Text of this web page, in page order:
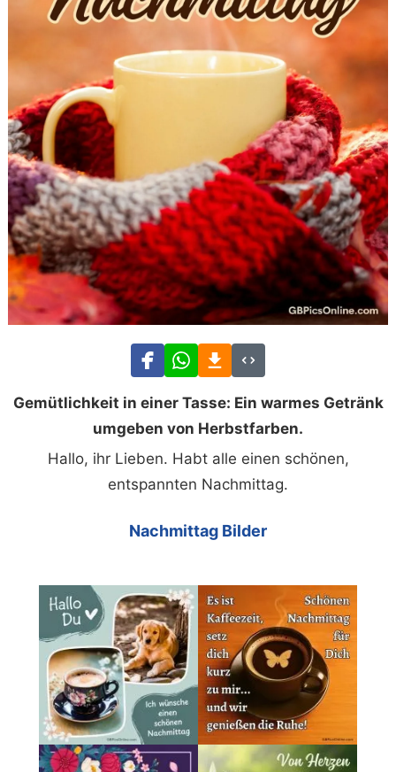
Gemütlichkeit in einer Tasse: Ein warmes Getränk
umgeben von Herbstfarben.
Hallo, ihr Lieben. Habt alle einen schönen,
entspannten Nachmittag.
Nachmittag Bilder